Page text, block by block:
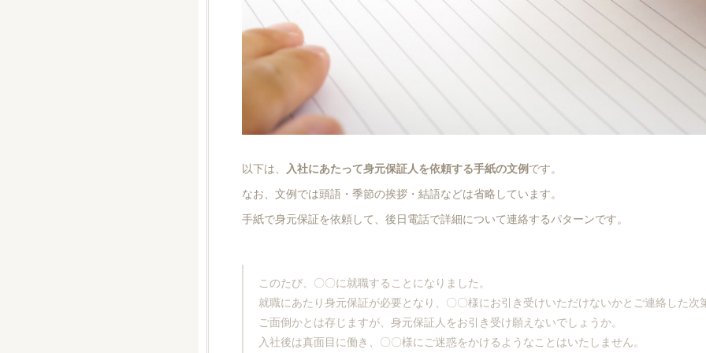
以下は、 入社にあたって身元保証人を依頼する手紙の文例です。
なお、文例では頭語・季節の挨拶・結語などは省略しています。
手紙で身元保証を依頼して、後日電話で詳細について連絡するパターンです。
このたび、〇〇に就職することになりました。
就職にあたり身元保証が必要となり、〇〇様にお引き受けいただけないかとご連絡した次
ご面倒かとは存じますが、身元保証人をお引き受け願えないでしょうか。
入社後は真面目に働き、〇〇様にご迷惑をかけるようなことはいたしません。